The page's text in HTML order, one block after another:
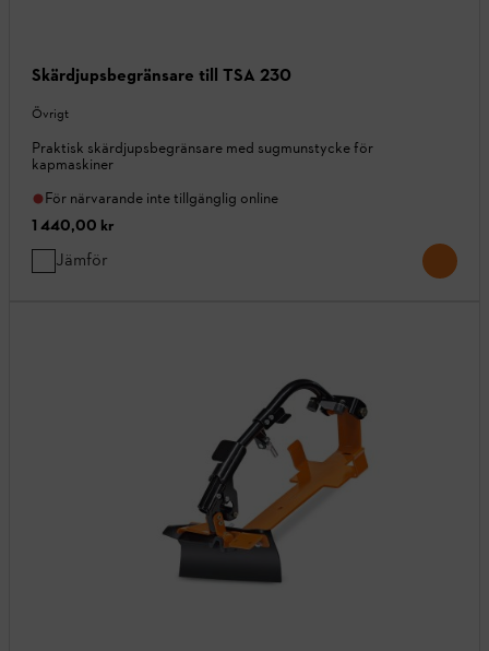
Skärdjupsbegränsare till TSA 230
Övrigt
Praktisk skärdjupsbegränsare med sugmunstycke för
kapmaskiner
För närvarande inte tillgänglig online
1 440,00 kr
Jämför